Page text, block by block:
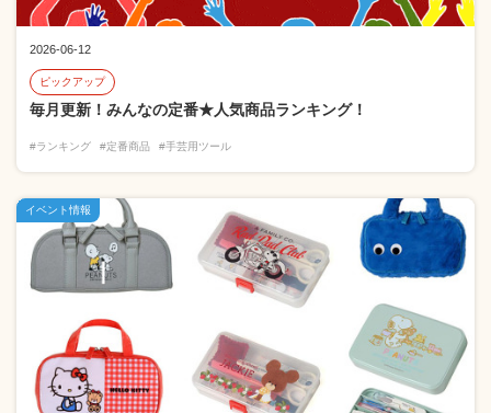
2026-06-12
ピックアップ
毎月更新！みんなの定番★人気商品ランキング！
#ランキング #定番商品 #手芸用ツール
イベント情報